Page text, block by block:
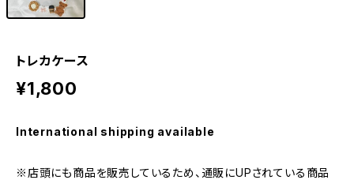
トレカケース
¥1,800
International shipping available
※店頭にも商品を販売しているため、通販にUPされている商品